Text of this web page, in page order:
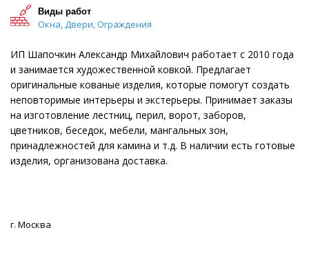
Виды работ
Окна, Двери, Ограждения
ИП Шапочкин Александр Михайлович работает с 2010 года
и занимается художественной ковкой. Предлагает
оригинальные кованые изделия, которые помогут создать
неповторимые интерьеры и экстерьеры. Принимает заказы
на изготовление лестниц, перил, ворот, заборов,
цветников, беседок, мебели, мангальных зон,
принадлежностей для камина и т.д. В наличии есть готовые
изделия, организована доставка.
г. Москва